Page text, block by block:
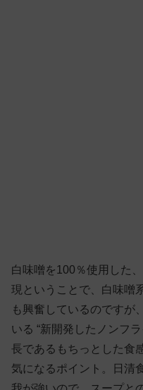
白味噌を100％使用した
現ということで、白味噌
も興奮しているのですが
いる “新開発したノンフ
長であるもちっとした食
気になるポイント。日清